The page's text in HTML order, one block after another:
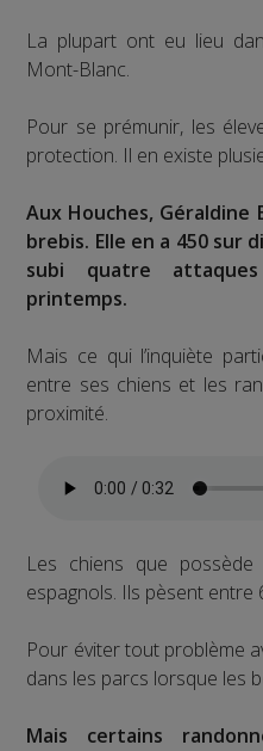
La plupart ont eu lieu
Mont-Blanc.
Pour se prémunir, les
protection. Il en existe
Aux Houches,
brebis. Elle en a 450 sur
subi quatre
printemps.
Mais ce qui l’inquiète
entre ses chiens et les
proximité.
Les chiens que
espagnols. Ils pèsent entre
Pour éviter tout problème
dans les parcs lorsque les
Mais certains